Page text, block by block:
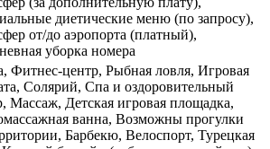
диетические меню (по запросу),
от/до аэропорта (платный),
уборка номера
Фитнес-центр, Рыбная ловля, Игровая
Солярий, Спа и оздоровительный
Массаж, Детская игровая площадка,
ванна, Возможны прогулки
Барбекю, Велоспорт, Турецкая